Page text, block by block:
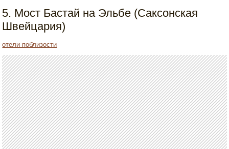
5. Мост Бастай на Эльбе (Саксонская
Швейцария)
отели поблизости